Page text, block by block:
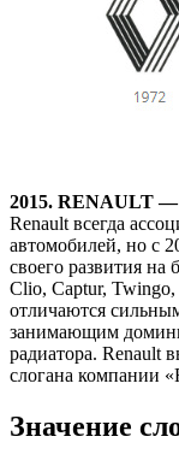
2015. RENAULT
Renault всегда
автомобилей, но с
своего развития
Clio, Captur,
отличаются
занимающим
радиатора. Renault
слогана компании
Значение